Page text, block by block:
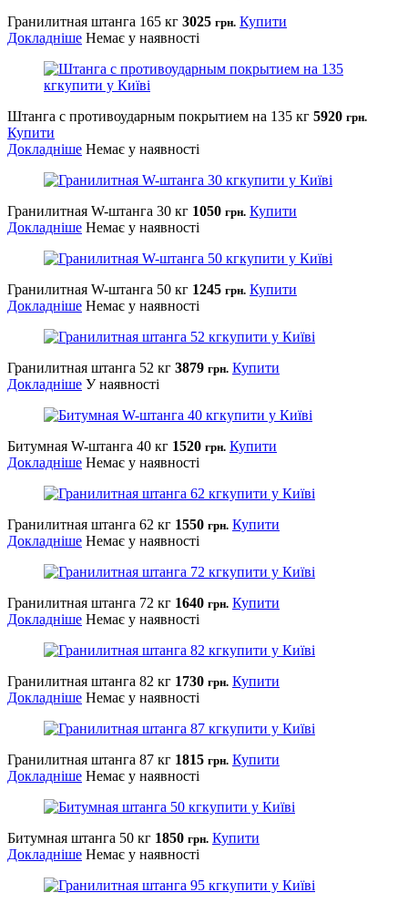
Гранилитная штанга 165 кг 3025 грн. Купити
Докладніше Немає у наявності
Штанга с противоударным покрытием на 135 кг 5920 грн.
Купити
Докладніше Немає у наявності
Гранилитная W-штанга 30 кг 1050 грн. Купити
Докладніше Немає у наявності
Гранилитная W-штанга 50 кг 1245 грн. Купити
Докладніше Немає у наявності
Гранилитная штанга 52 кг 3879 грн. Купити
Докладніше У наявності
Битумная W-штанга 40 кг 1520 грн. Купити
Докладніше Немає у наявності
Гранилитная штанга 62 кг 1550 грн. Купити
Докладніше Немає у наявності
Гранилитная штанга 72 кг 1640 грн. Купити
Докладніше Немає у наявності
Гранилитная штанга 82 кг 1730 грн. Купити
Докладніше Немає у наявності
Гранилитная штанга 87 кг 1815 грн. Купити
Докладніше Немає у наявності
Битумная штанга 50 кг 1850 грн. Купити
Докладніше Немає у наявності